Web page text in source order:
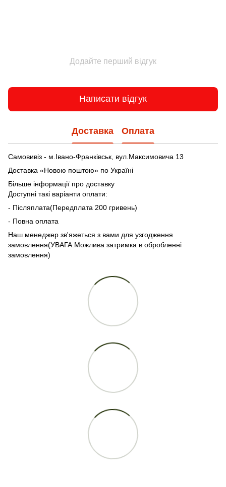
Додайте перший відгук
Написати відгук
Доставка Оплата
Самовивіз - м.Івано-Франківськ, вул.Максимовича 13
Доставка «Новою поштою» по Україні
Більше інформації про доставку
Доступні такі варіанти оплати:
- Післяплата(Передплата 200 гривень)
- Повна оплата
Наш менеджер зв'яжеться з вами для узгодження
замовлення(УВАГА:Можлива затримка в обробленні
замовлення)